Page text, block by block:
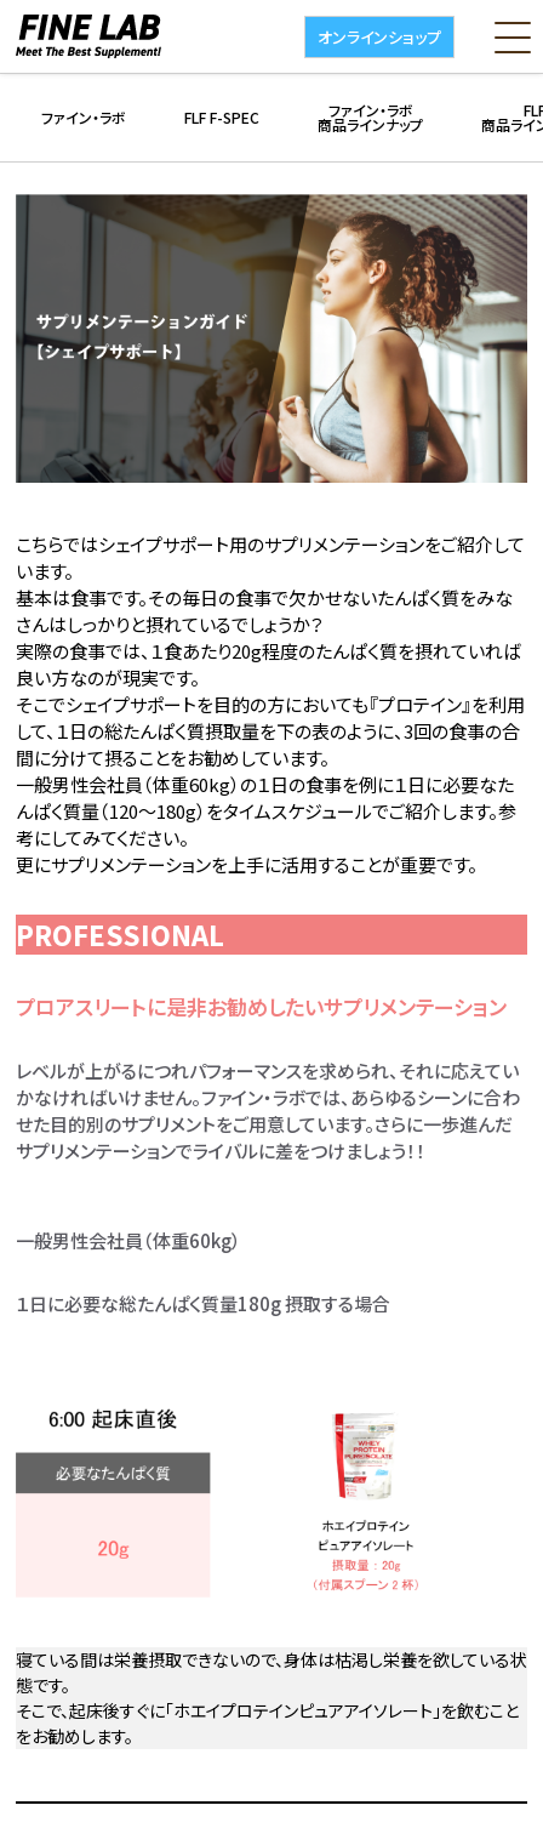
オンラインショップ
ファイン・ラボ FLF F-SPEC ファイン・ラボ
商品ラインナップ 商品ライ
こちらではシェイプサポート用のサプリメンテーションをご紹介して
います。
基本は食事です。その毎日の食事で欠かせないたんぱく質をみな
さんはしっかりと摂れているでしょうか？
実際の食事では、１食あたり20g程度のたんぱく質を摂れていれば
良い方なのが現実です。
そこでシェイプサポートを目的の方においても『プロテイン』を利用
して、１日の総たんぱく質摂取量を下の表のように、3回の食事の合
間に分けて摂ることをお勧めしています。
一般男性会社員（体重60kg）の１日の食事を例に１日に必要なた
んぱく質量（120～180g）をタイムスケジュールでご紹介します。参
考にしてみてください。
更にサプリメンテーションを上手に活用することが重要です。
PROFESSIONAL
プロアスリートに是非お勧めしたいサプリメンテーション
レベルが上がるにつれパフォーマンスを求められ、それに応えてい
かなければいけません。ファイン・ラボでは、あらゆるシーンに合わ
せた目的別のサプリメントをご用意しています。さらに一歩進んだ
サプリメンテーションでライバルに差をつけましょう！！
一般男性会社員（体重60kg）
１日に必要な総たんぱく質量180g 摂取する場合
寝ている間は栄養摂取できないので、身体は枯渇し栄養を欲している状
態です。
そこで、起床後すぐに「ホエイプロテインピュアアイソレート」を飲むこと
をお勧めします。